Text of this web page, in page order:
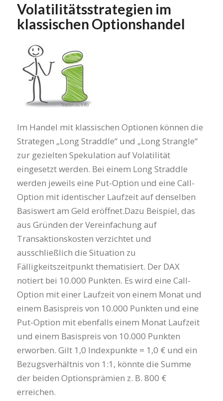
Volatilitätsstrategien im
klassischen Optionshandel
Im Handel mit klassischen Optionen können die
Strategen „Long Straddle“ und „Long Strangle“
zur gezielten Spekulation auf Volatilität
eingesetzt werden. Bei einem Long Straddle
werden jeweils eine Put-Option und eine Call-
Option mit identischer Laufzeit auf denselben
Basiswert am Geld eröffnet.Dazu Beispiel, das
aus Gründen der Vereinfachung auf
Transaktionskosten verzichtet und
ausschließlich die Situation zu
Fälligkeitszeitpunkt thematisiert. Der DAX
notiert bei 10.000 Punkten. Es wird eine Call-
Option mit einer Laufzeit von einem Monat und
einem Basispreis von 10.000 Punkten und eine
Put-Option mit ebenfalls einem Monat Laufzeit
und einem Basispreis von 10.000 Punkten
erworben. Gilt 1,0 Indexpunkte = 1,0 € und ein
Bezugsverhältnis von 1:1, könnte die Summe
der beiden Optionsprämien z. B. 800 €
erreichen.